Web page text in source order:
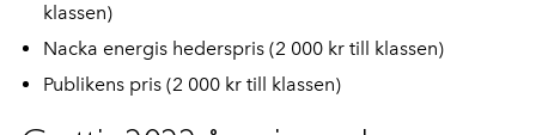
klassen)
Nacka energis hederspris (2 000 kr till klassen)
Publikens pris (2 000 kr till klassen)